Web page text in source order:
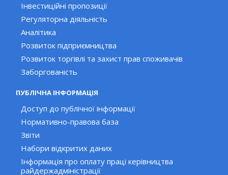
Інвестиційні пропозиції
Регуляторна діяльність
Аналітика
Розвиток підприємництва
Розвиток торгівлі та захист прав споживачів
Заборгованість
ПУБЛІЧНА ІНФОРМАЦІЯ
Доступ до публічної інформації
Нормативно-правова база
Звіти
Набори відкритих даних
Інформація про оплату праці керівництва
райдержадміністрації